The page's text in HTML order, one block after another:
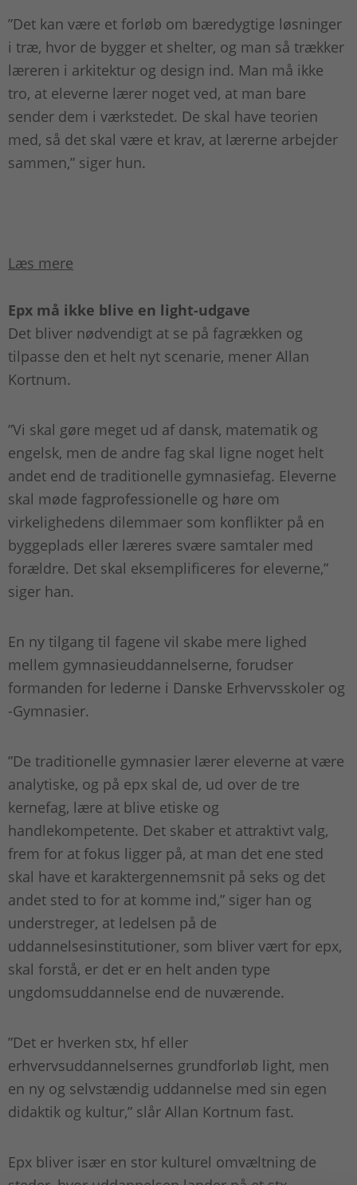
”Det kan være et forløb om bæredygtige løsninger
i træ, hvor de bygger et shelter, og man så trækker
læreren i arkitektur og design ind. Man må ikke
tro, at eleverne lærer noget ved, at man bare
sender dem i værkstedet. De skal have teorien
med, så det skal være et krav, at lærerne arbejder
sammen,” siger hun.
Læs mere
Epx må ikke blive en light-udgave
Det bliver nødvendigt at se på fagrækken og
tilpasse den et helt nyt scenarie, mener Allan
Kortnum.
”Vi skal gøre meget ud af dansk, matematik og
engelsk, men de andre fag skal ligne noget helt
andet end de traditionelle gymnasiefag. Eleverne
skal møde fagprofessionelle og høre om
virkelighedens dilemmaer som konflikter på en
byggeplads eller læreres svære samtaler med
forældre. Det skal eksemplificeres for eleverne,”
siger han.
En ny tilgang til fagene vil skabe mere lighed
mellem gymnasieuddannelserne, forudser
formanden for lederne i Danske Erhvervsskoler og
-Gymnasier.
”De traditionelle gymnasier lærer eleverne at være
analytiske, og på epx skal de, ud over de tre
kernefag, lære at blive etiske og
handlekompetente. Det skaber et attraktivt valg,
frem for at fokus ligger på, at man det ene sted
skal have et karaktergennemsnit på seks og det
andet sted to for at komme ind,” siger han og
understreger, at ledelsen på de
uddannelsesinstitutioner, som bliver vært for epx,
skal forstå, er det er en helt anden type
ungdomsuddannelse end de nuværende.
”Det er hverken stx, hf eller
erhvervsuddannelsernes grundforløb light, men
en ny og selvstændig uddannelse med sin egen
didaktik og kultur,” slår Allan Kortnum fast.
Epx bliver især en stor kulturel omvæltning de